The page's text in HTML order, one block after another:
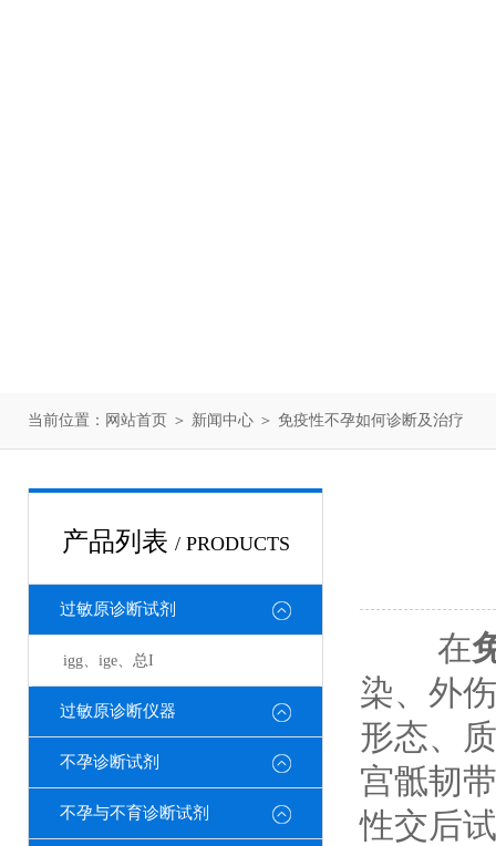
当前位置： 网站首页 ＞ 新闻中心 ＞ 免疫性不孕如何诊断及治疗
产品列表 / PRODUCTS
过敏原诊断试剂
igg、ige、总I
过敏原诊断仪器
不孕诊断试剂
不孕与不育诊断试剂
在
染、外
形态、
宫骶韧
性交后